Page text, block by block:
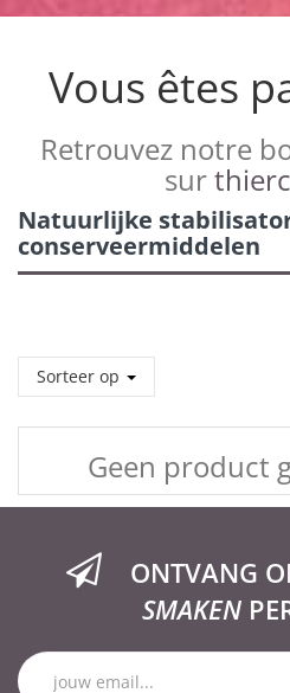
Vous êtes
Retrouvez notre
sur
Natuurlijke
conserveermiddelen
Sorteer op
Geen product
ONTVANG
SMAKEN